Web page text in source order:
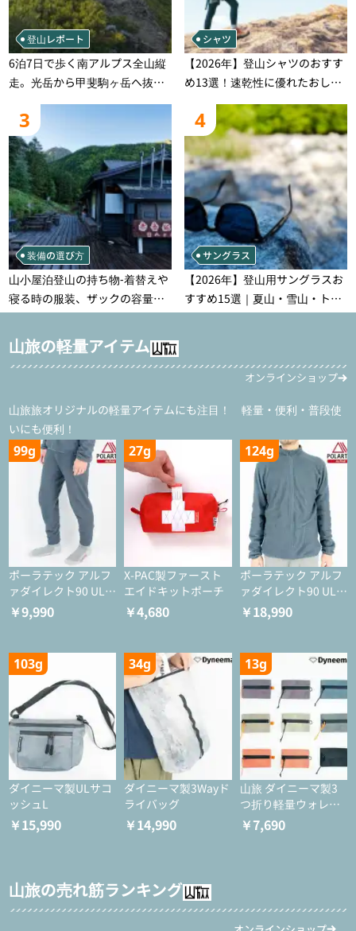
登山レポート
6泊7日で歩く南アルプス全山縦
走。光岳から甲斐駒ヶ岳へ抜け
る登山の記録
シャツ
【2026年】登山シャツのおすす
め13選！速乾性に優れたおしゃ
れなモデルを徹底紹介！
3
装備の選び方
山小屋泊登山の持ち物‐着替えや
寝る時の服装、ザックの容量な
どを徹底紹介！1泊2日、2泊3日
用のリスト付き
4
サングラス
【2026年】登山用サングラスお
すすめ15選｜夏山・雪山・トレ
ラン別、シーンで選ぶ失敗しな
山旅の軽量アイテム
オンラインショップ
山旅旅オリジナルの軽量アイテムにも注目！ 軽量・便利・普段使
いにも便利！
99g
ポーラテック アルフ
ァダイレクト90 ULタ
イツ
￥9,990
27g
X-PAC製ファースト
エイドキットポーチ
￥4,680
124g
ポーラテック アルフ
ァダイレクト90 ULジ
ャケット
￥18,990
103g
ダイニーマ製ULサコ
ッシュL
￥15,990
34g
ダイニーマ製3Wayド
ライバッグ
￥14,990
13g
山旅 ダイニーマ製3
つ折り軽量ウォレッ
ト
￥7,690
山旅の売れ筋ランキング